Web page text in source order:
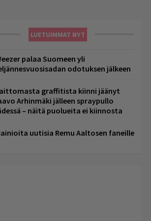
LUETUIMMAT NYT
palaa Suomeen yli
odotuksen jälkeen
graffitista kiinni jäänyt
Arhinmäki jälleen spraypullo
– näitä puolueita ei kiinnosta
uutisia Remu Aaltosen faneille